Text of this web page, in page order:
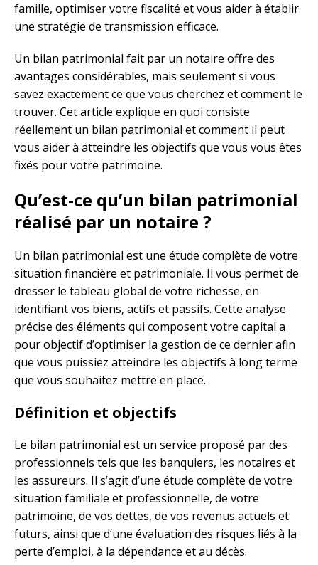
famille, optimiser votre fiscalité et vous aider à établir
une stratégie de transmission efficace.
Un bilan patrimonial fait par un notaire offre des
avantages considérables, mais seulement si vous
savez exactement ce que vous cherchez et comment le
trouver. Cet article explique en quoi consiste
réellement un bilan patrimonial et comment il peut
vous aider à atteindre les objectifs que vous vous êtes
fixés pour votre patrimoine.
Qu’est-ce qu’un bilan patrimonial
réalisé par un notaire ?
Un bilan patrimonial est une étude complète de votre
situation financière et patrimoniale. Il vous permet de
dresser le tableau global de votre richesse, en
identifiant vos biens, actifs et passifs. Cette analyse
précise des éléments qui composent votre capital a
pour objectif d’optimiser la gestion de ce dernier afin
que vous puissiez atteindre les objectifs à long terme
que vous souhaitez mettre en place.
Définition et objectifs
Le bilan patrimonial est un service proposé par des
professionnels tels que les banquiers, les notaires et
les assureurs. Il s’agit d’une étude complète de votre
situation familiale et professionnelle, de votre
patrimoine, de vos dettes, de vos revenus actuels et
futurs, ainsi que d’une évaluation des risques liés à la
perte d’emploi, à la dépendance et au décès.